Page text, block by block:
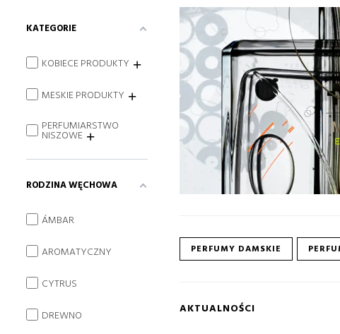
PERFUMY DAMSKIE
AKTUALNOŚCI
KATEGORIE
KOBIECE PRODUKTY
MESKIE PRODUKTY
PERFUMIARSTWO
NISZOWE
RODZINA WĘCHOWA
ÁMBAR
AROMATYCZNY
CYTRUS
DREWNO